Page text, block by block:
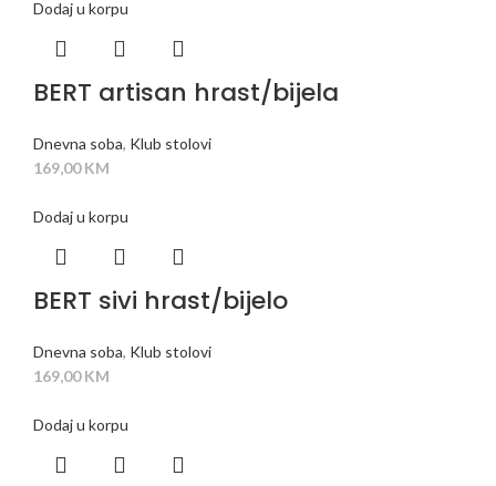
Dodaj u korpu
BERT artisan hrast/bijela
Dnevna soba, Klub stolovi
169,00KM
Dodaj u korpu
BERT sivi hrast/bijelo
Dnevna soba, Klub stolovi
169,00KM
Dodaj u korpu